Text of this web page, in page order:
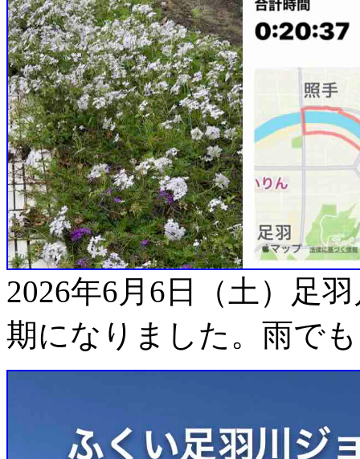
2026年6月6日（土）足
期になりました。雨で